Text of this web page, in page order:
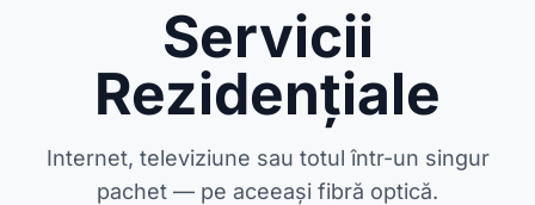
Servicii
Rezidențiale
Internet, televiziune sau totul într-un singur
pachet — pe aceeași fibră optică.